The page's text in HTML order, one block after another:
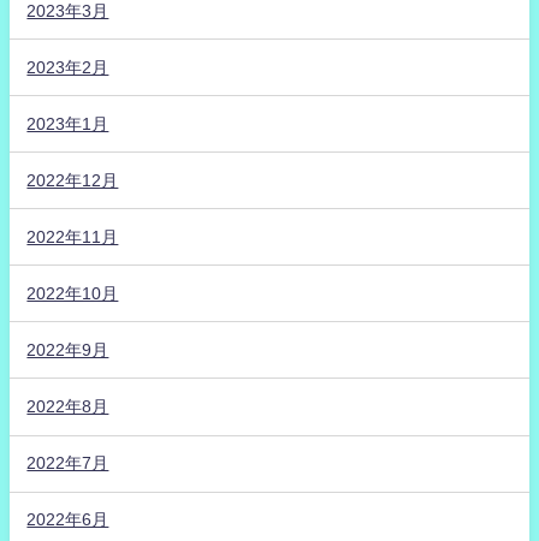
2023年3月
2023年2月
2023年1月
2022年12月
2022年11月
2022年10月
2022年9月
2022年8月
2022年7月
2022年6月